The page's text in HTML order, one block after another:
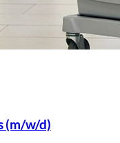
(m/w/d)